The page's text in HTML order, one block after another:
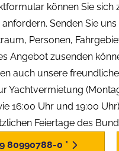
können Sie
anfordern. Senden Sie
Personen,
Angebot zusenden
auch unsere
Yachtvermietung
16:00 Uhr und 19:00
Feiertage des
80990788-0 *